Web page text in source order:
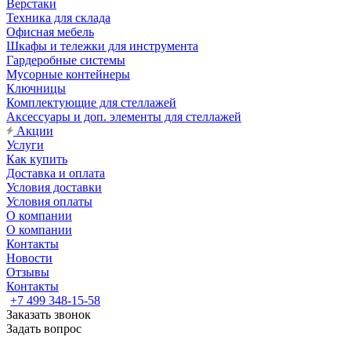
Верстаки
Техника для склада
Офисная мебель
Шкафы и тележки для инструмента
Гардеробные системы
Мусорные контейнеры
Ключницы
Комплектующие для стеллажей
Аксессуары и доп. элементы для стеллажей
Акции
Услуги
Как купить
Доставка и оплата
Условия доставки
Условия оплаты
О компании
О компании
Контакты
Новости
Отзывы
Контакты
+7 499 348-15-58
Заказать звонок
Задать вопрос